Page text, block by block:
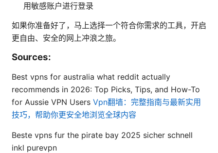
用敏感账户进行登录
如果你准备好了，马上选择一个符合你需求的工具，开启
更自由、安全的网上冲浪之旅。
Sources:
Best vpns for australia what reddit actually
recommends in 2026: Top Picks, Tips, and How-To
for Aussie VPN Users Vpn翻墙：完整指南与最新实用
技巧，帮助你更安全地浏览全球内容
Beste vpns fur the pirate bay 2025 sicher schnell
inkl purevpn